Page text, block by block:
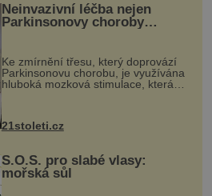
Neinvazivní léčba nejen
Parkinsonovy choroby
Ke zmírnění třesu, který doprovází
Parkinsonovu chorobu, je využívána
hluboká mozková stimulace, která
však vyžaduje vysoce invazivní
k dostatečně přesnému zacílení ...
21stoleti.cz
S.O.S. pro slabé vlasy:
mořská sůl